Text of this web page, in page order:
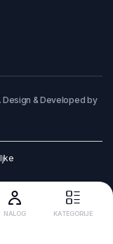
Design & Developed by
NALOG KATEGORIJE